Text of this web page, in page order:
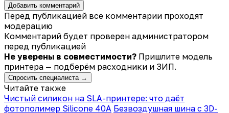
Добавить комментарий
Перед публикацией все комментарии проходят
модерацию
Комментарий будет проверен администратором
перед публикацией
Не уверены в совместимости? Пришлите модель
принтера — подберём расходники и ЗИП.
Спросить специалиста →
Читайте также
Чистый силикон на SLA-принтере: что даёт
фотополимер Silicone 40A Безвоздушная шина с 3D-